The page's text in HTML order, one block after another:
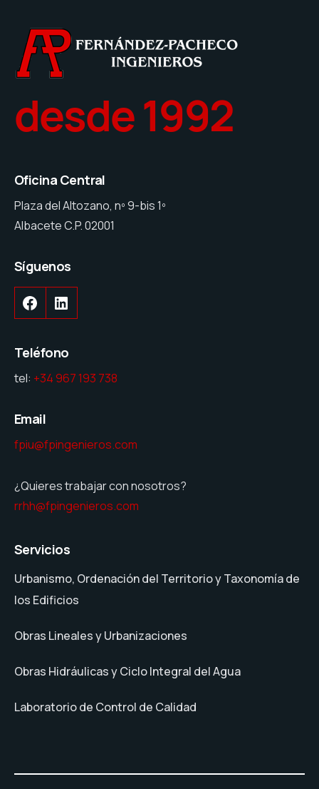
desde 1992
Oficina Central
Plaza del Altozano, nº 9-bis 1º
Albacete C.P. 02001
Síguenos
Teléfono
tel: +34 967 193 738
Email
fpiu@fpingenieros.com
¿Quieres trabajar con nosotros?
rrhh@fpingenieros.com
Servicios
Urbanismo, Ordenación del Territorio y Taxonomía de
los Edificios
Obras Lineales y Urbanizaciones
Obras Hidráulicas y Ciclo Integral del Agua
Laboratorio de Control de Calidad